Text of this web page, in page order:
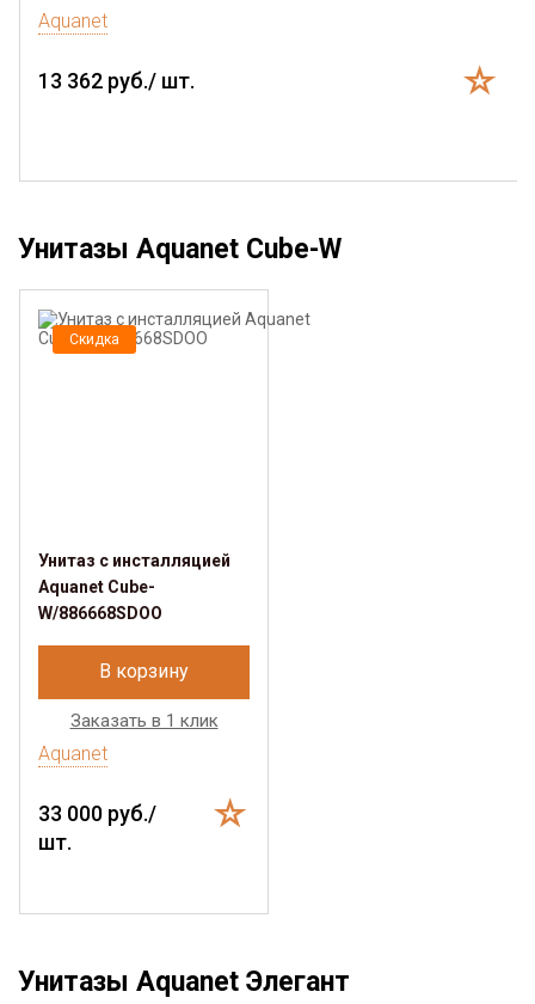
Aquanet
13 362 руб./ шт.
Унитазы Aquanet Cube-W
Скидка
Унитаз с инсталляцией
Aquanet Cube-
W/886668SDOO
В корзину
Заказать в 1 клик
Aquanet
33 000 руб./
шт.
Унитазы Aquanet Элегант